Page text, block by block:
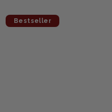
Bestseller